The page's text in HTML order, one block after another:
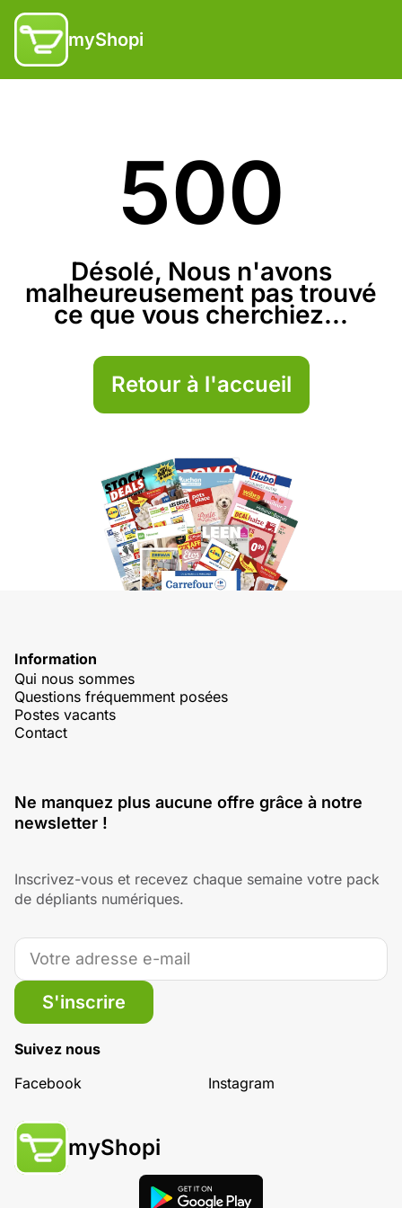
myShopi
500
Désolé, Nous n'avons
malheureusement pas trouvé
ce que vous cherchiez...
Retour à l'accueil
Information
Qui nous sommes
Questions fréquemment posées
Postes vacants
Contact
Ne manquez plus aucune offre grâce à notre
newsletter !
Inscrivez-vous et recevez chaque semaine votre pack
de dépliants numériques.
S'inscrire
Suivez nous
Facebook
Instagram
myShopi